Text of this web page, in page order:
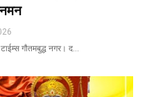
गौतमबुद्ध नगर। द…